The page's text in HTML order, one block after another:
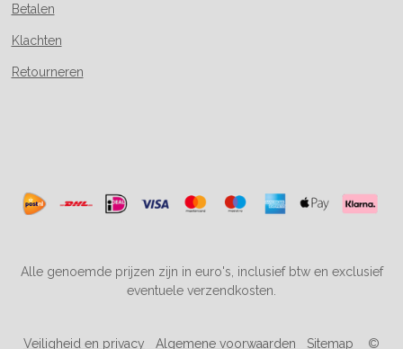
Betalen
Klachten
Retourneren
Alle genoemde prijzen zijn in euro's, inclusief btw en exclusief
eventuele verzendkosten.
Veiligheid en privacy Algemene voorwaarden Sitemap ©